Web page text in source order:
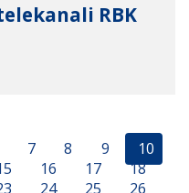
RBK
7 8 9
10
16 17
18
24 25
26